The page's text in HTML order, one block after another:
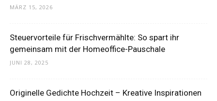
MÄRZ 15, 2026
Steuervorteile für Frischvermählte: So spart ihr
gemeinsam mit der Homeoffice-Pauschale
JUNI 28, 2025
Originelle Gedichte Hochzeit – Kreative Inspirationen